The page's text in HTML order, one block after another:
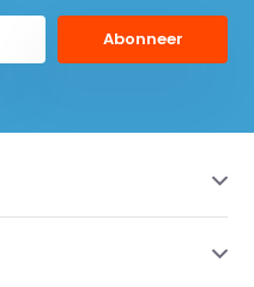
Abonneer